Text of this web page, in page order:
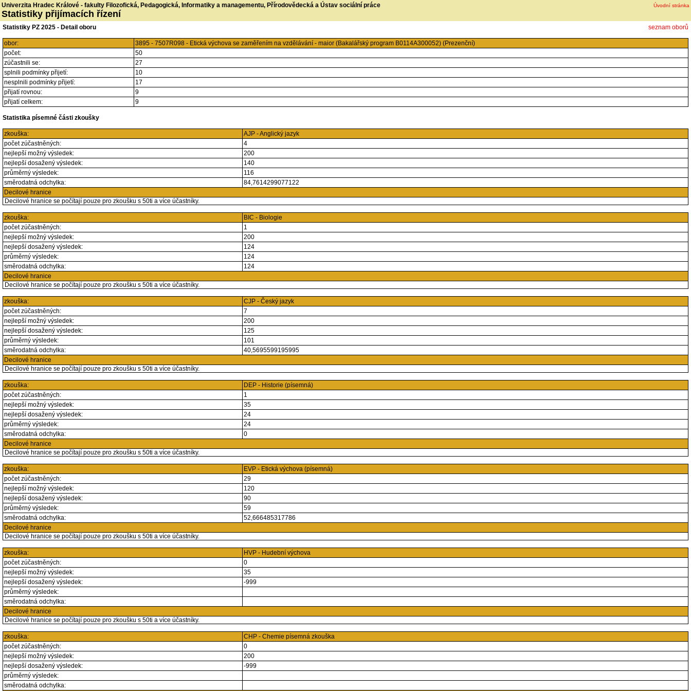
Univerzita Hradec Králové - fakulty Filozofická, Pedagogická, Informatiky a managementu, Přírodovědecká a Ústav sociální práce
Statistiky přijímacích řízení
Úvodní stránka
seznam oborů
Statistiky PZ 2025 - Detail oboru
obor:
3895 - 7507R098 - Etická výchova se zaměřením na vzdělávání - maior (Bakalářský program B0114A300052) (Prezenční)
počet:
50
zúčastnili se:
27
splnili podmínky přijetí:
10
nesplnili podmínky přijetí:
17
přijatí rovnou:
9
přijatí celkem:
9
Statistika písemné části zkoušky
zkouška:
AJP - Anglický jazyk
počet zúčastněných:
4
nejlepší možný výsledek:
200
nejlepší dosažený výsledek:
140
průměrný výsledek:
116
směrodatná odchylka:
84,7614299077122
Decilové hranice
Decilové hranice se počítají pouze pro zkoušku s 50ti a více účastníky.
zkouška:
BIC - Biologie
počet zúčastněných:
1
nejlepší možný výsledek:
200
nejlepší dosažený výsledek:
124
průměrný výsledek:
124
směrodatná odchylka:
124
Decilové hranice
Decilové hranice se počítají pouze pro zkoušku s 50ti a více účastníky.
zkouška:
CJP - Český jazyk
počet zúčastněných:
7
nejlepší možný výsledek:
200
nejlepší dosažený výsledek:
125
průměrný výsledek:
101
směrodatná odchylka:
40,5695599195995
Decilové hranice
Decilové hranice se počítají pouze pro zkoušku s 50ti a více účastníky.
zkouška:
DEP - Historie (písemná)
počet zúčastněných:
1
nejlepší možný výsledek:
35
nejlepší dosažený výsledek:
24
průměrný výsledek:
24
směrodatná odchylka:
0
Decilové hranice
Decilové hranice se počítají pouze pro zkoušku s 50ti a více účastníky.
zkouška:
EVP - Etická výchova (písemná)
počet zúčastněných:
29
nejlepší možný výsledek:
120
nejlepší dosažený výsledek:
90
průměrný výsledek:
59
směrodatná odchylka:
52,666485317786
Decilové hranice
Decilové hranice se počítají pouze pro zkoušku s 50ti a více účastníky.
zkouška:
HVP - Hudební výchova
počet zúčastněných:
0
nejlepší možný výsledek:
35
nejlepší dosažený výsledek:
-999
průměrný výsledek:
směrodatná odchylka:
Decilové hranice
Decilové hranice se počítají pouze pro zkoušku s 50ti a více účastníky.
zkouška:
CHP - Chemie písemná zkouška
počet zúčastněných:
0
nejlepší možný výsledek:
200
nejlepší dosažený výsledek:
-999
průměrný výsledek:
směrodatná odchylka: